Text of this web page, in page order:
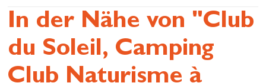
In der Nähe von "Club
du Soleil, Camping
Club Naturisme à